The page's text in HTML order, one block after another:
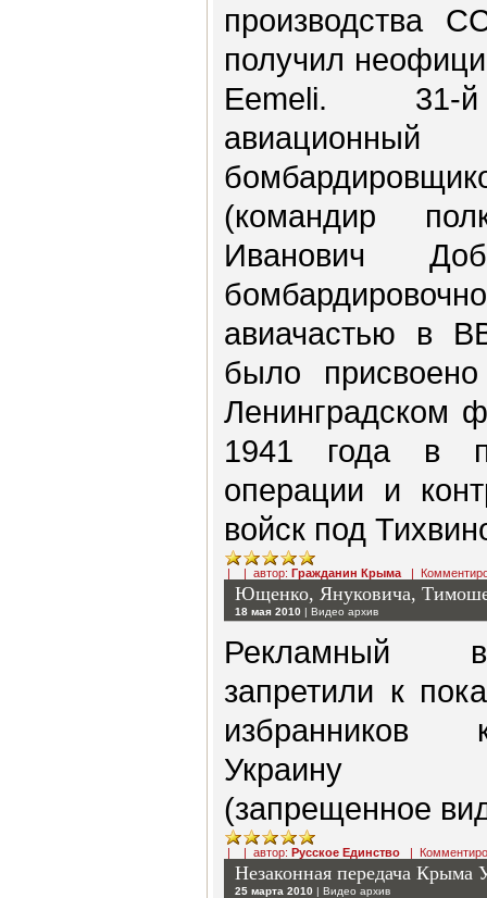
производства
получил
Eemeli. 31-й
(командир
Иванович
авиачастью в
было
Ленинградском
1941 года в
операции и
войск под
| | автор: Гражданин Крыма |
Ющенко, Януковича,
18 мая 2010 | Видео архив
Рекламный
запретили к
избранников
Украину
(запрещенное
| | автор: Русское Единство |
Незаконная передача
25 марта 2010 | Видео архив